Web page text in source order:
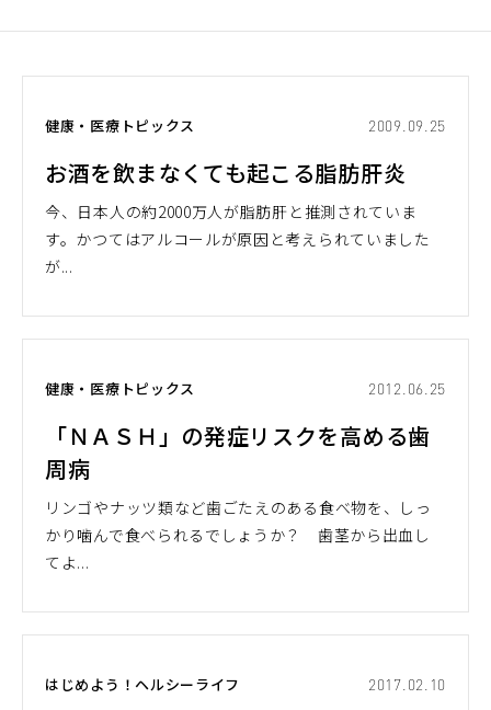
健康・医療トピックス 2009.09.25
お酒を飲まなくても起こる脂肪肝炎
今、日本人の約2000万人が脂肪肝と推測されていま
す。かつてはアルコールが原因と考えられていました
が...
健康・医療トピックス 2012.06.25
「ＮＡＳＨ」の発症リスクを高める歯
周病
リンゴやナッツ類など歯ごたえのある食べ物を、しっ
かり噛んで食べられるでしょうか？ 歯茎から出血し
てよ...
はじめよう！ヘルシーライフ 2017.02.10